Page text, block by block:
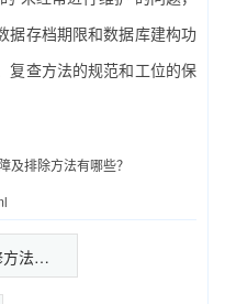
据存档期限和数据库建构功
复查方法的规范和工位的保
及排除方法有哪些？
方法…